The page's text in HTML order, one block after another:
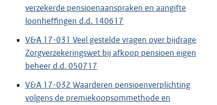
verzekerde pensioenaanspraken en aangifte
loonheffingen d.d. 140617
V&A 17-031 Veel gestelde vragen over bijdrage
Zorgverzekeringswet bij afkoop pensioen eigen
beheer d.d. 050717
V&A 17-032 Waarderen pensioenverplichting
volgens de premiekoopsommethode en